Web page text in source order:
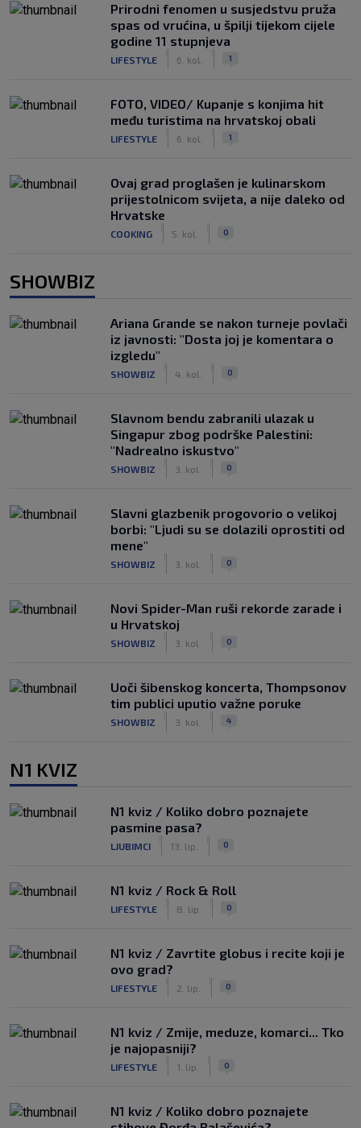
Prirodni fenomen u susjedstvu pruža
spas od vrućina, u špilji tijekom cijele
godine 11 stupnjeva
LIFESTYLE 6. kol. 1
FOTO, VIDEO/ Kupanje s konjima hit
među turistima na hrvatskoj obali
LIFESTYLE 6. kol. 1
Ovaj grad proglašen je kulinarskom
prijestolnicom svijeta, a nije daleko od
Hrvatske
COOKING 5. kol. 0
SHOWBIZ
Ariana Grande se nakon turneje povlači
iz javnosti: "Dosta joj je komentara o
izgledu"
SHOWBIZ 4. kol. 0
Slavnom bendu zabranili ulazak u
Singapur zbog podrške Palestini:
"Nadrealno iskustvo"
SHOWBIZ 3. kol. 0
Slavni glazbenik progovorio o velikoj
borbi: "Ljudi su se dolazili oprostiti od
mene"
SHOWBIZ 3. kol. 0
Novi Spider-Man ruši rekorde zarade i
u Hrvatskoj
SHOWBIZ 3. kol. 0
Uoči šibenskog koncerta, Thompsonov
tim publici uputio važne poruke
SHOWBIZ 3. kol. 4
N1 KVIZ
N1 kviz / Koliko dobro poznajete
pasmine pasa?
LJUBIMCI 13. lip. 0
N1 kviz / Rock & Roll
LIFESTYLE 8. lip. 0
N1 kviz / Zavrtite globus i recite koji je
ovo grad?
LIFESTYLE 2. lip. 0
N1 kviz / Zmije, meduze, komarci... Tko
je najopasniji?
LIFESTYLE 1. lip. 0
N1 kviz / Koliko dobro poznajete